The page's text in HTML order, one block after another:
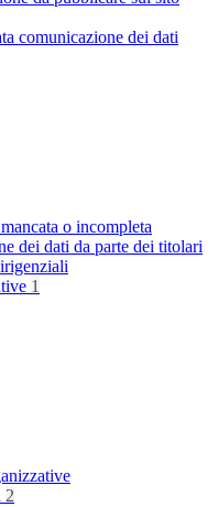
comunicazione dei dati
o incompleta
dei dati da parte dei titolari
1
2